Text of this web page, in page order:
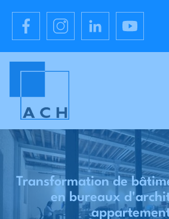
Transformation de
en bureaux